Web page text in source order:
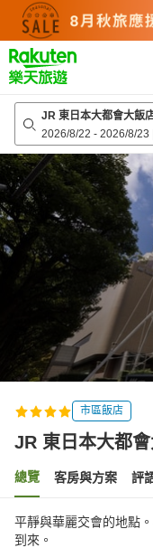
top
page
JR 東日本大都會大飯
2026/8/22 - 2026/8/23
市區飯店
JR 東日本大都
總覽 客房與方案 評
平靜與華麗交會的地點
到來。